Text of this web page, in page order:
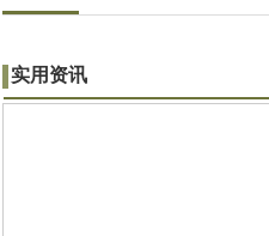
实用资讯